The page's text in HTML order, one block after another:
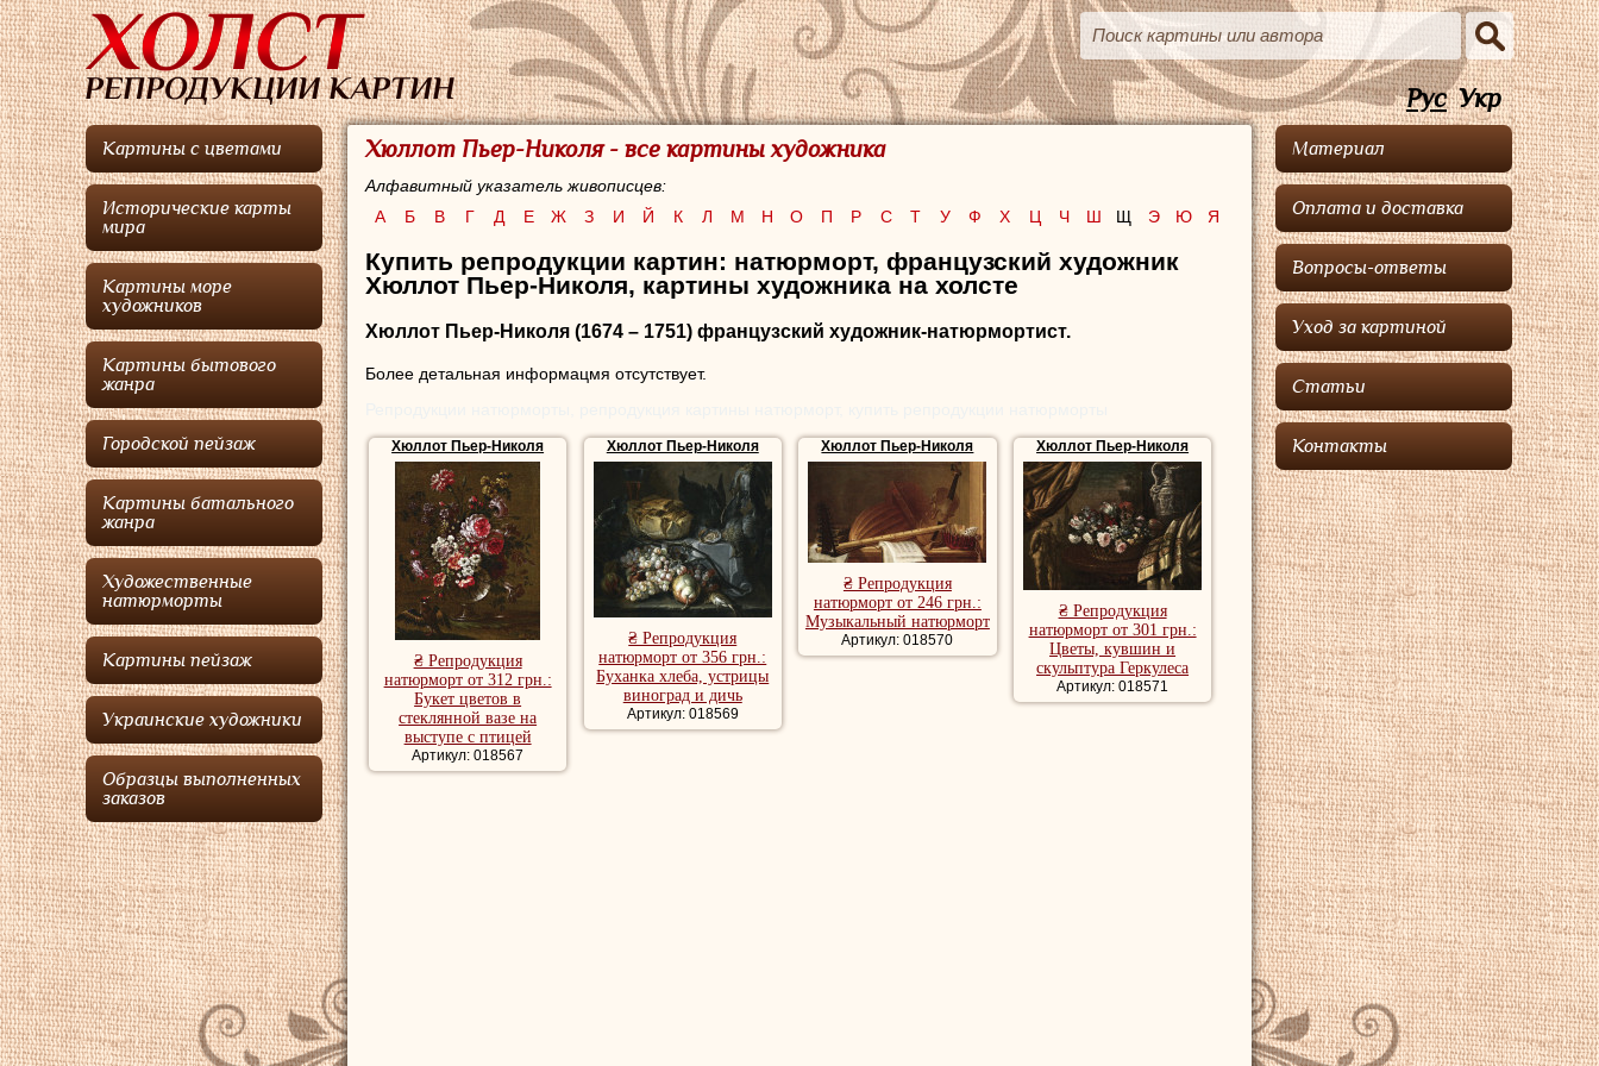
Рус Укр
Картины с цветами
Исторические карты
мира
Картины море
художников
Картины бытового
жанра
Городской пейзаж
Картины батального
жанра
Художественные
натюрморты
Картины пейзаж
Украинские художники
Образцы выполненных
заказов
Хюллот Пьер-Николя - все картины художника
Алфавитный указатель живописцев:
А
Б В Г Д Е Ж З И Й К Л М Н О П Р С Т У Ф Х Ц Ч Ш Щ Э Ю Я
Купить репродукции картин: натюрморт, французский художник
Хюллот Пьер-Николя, картины художника на холсте
Хюллот Пьер-Николя (1674 – 1751) французский художник-натюрмортист.
Более детальная информацмя отсутствует.
Хюллот Пьер-Николя
₴ Репродукция
натюрморт от 312 грн.:
Букет цветов в
стеклянной вазе на
выступе с птицей
Артикул: 018567
Хюллот Пьер-Николя
₴ Репродукция
натюрморт от 356 грн.:
Буханка хлеба, устрицы
виноград и дичь
Артикул: 018569
Хюллот Пьер-Николя
₴ Репродукция
натюрморт от 246 грн.:
Музыкальный натюрморт
Артикул: 018570
Хюллот Пьер-Николя
₴ Репродукция
натюрморт от 301 грн.:
Цветы, кувшин и
скульптура Геркулеса
Артикул: 018571
Материал
Оплата и доставка
Вопросы-ответы
Уход за картиной
Статьи
Контакты